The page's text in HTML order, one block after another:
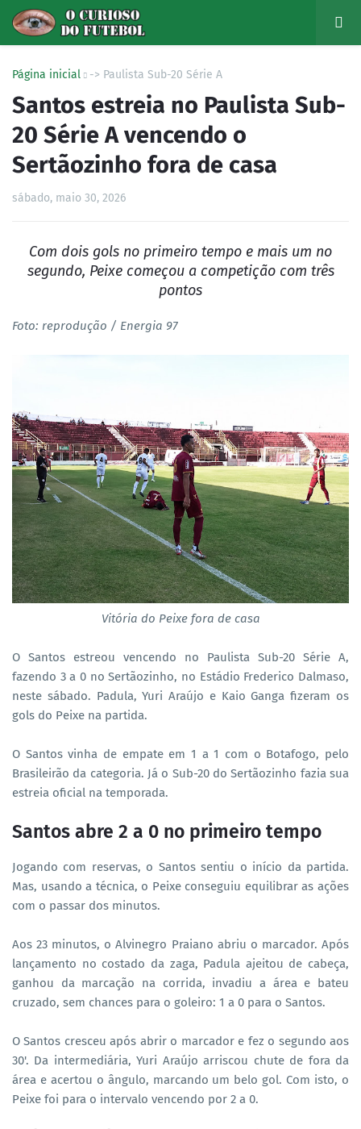
Página inicial -> Paulista Sub-20 Série A
Santos estreia no Paulista Sub-
20 Série A vencendo o
Sertãozinho fora de casa
sábado, maio 30, 2026
Com dois gols no primeiro tempo e mais um no
segundo, Peixe começou a competição com três
pontos
Foto: reprodução / Energia 97
Vitória do Peixe fora de casa
O Santos estreou vencendo no Paulista Sub-20 Série A,
fazendo 3 a 0 no Sertãozinho, no Estádio Frederico Dalmaso,
neste sábado. Padula, Yuri Araújo e Kaio Ganga fizeram os
gols do Peixe na partida.
O Santos vinha de empate em 1 a 1 com o Botafogo, pelo
Brasileirão da categoria. Já o Sub-20 do Sertãozinho fazia sua
estreia oficial na temporada.
Santos abre 2 a 0 no primeiro tempo
Jogando com reservas, o Santos sentiu o início da partida.
Mas, usando a técnica, o Peixe conseguiu equilibrar as ações
com o passar dos minutos.
Aos 23 minutos, o Alvinegro Praiano abriu o marcador. Após
lançamento no costado da zaga, Padula ajeitou de cabeça,
ganhou da marcação na corrida, invadiu a área e bateu
cruzado, sem chances para o goleiro: 1 a 0 para o Santos.
O Santos cresceu após abrir o marcador e fez o segundo aos
30'. Da intermediária, Yuri Araújo arriscou chute de fora da
área e acertou o ângulo, marcando um belo gol. Com isto, o
Peixe foi para o intervalo vencendo por 2 a 0.